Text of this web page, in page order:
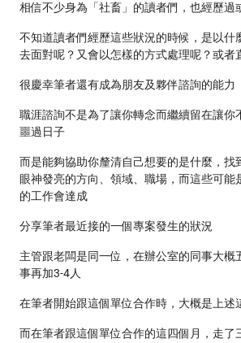
相信不少身為「社畜」的讀者們，也經歷過
不知道讀者們經歷這些狀況的時候，是以什
去面對呢？又會以怎樣的方式處理呢？或者
很慶幸筆者還有成為朋友及夥伴諮詢的能力
職涯諮詢不是為了讓你轉念而繼續留在讓你
噩過日子
而是能夠協助你釐清自己想要的是什麼，找
眼神發亮的方向、領域、職場，而這些可能
的工作會達成
分享筆者最近接的一個專案發生的狀況
主管跟老闆是同一位，在辦公室的同事大概
事再加3-4人
在筆者開始跟這個單位合作時，大概是上述
而在筆者跟這個單位合作的這四個月，走了